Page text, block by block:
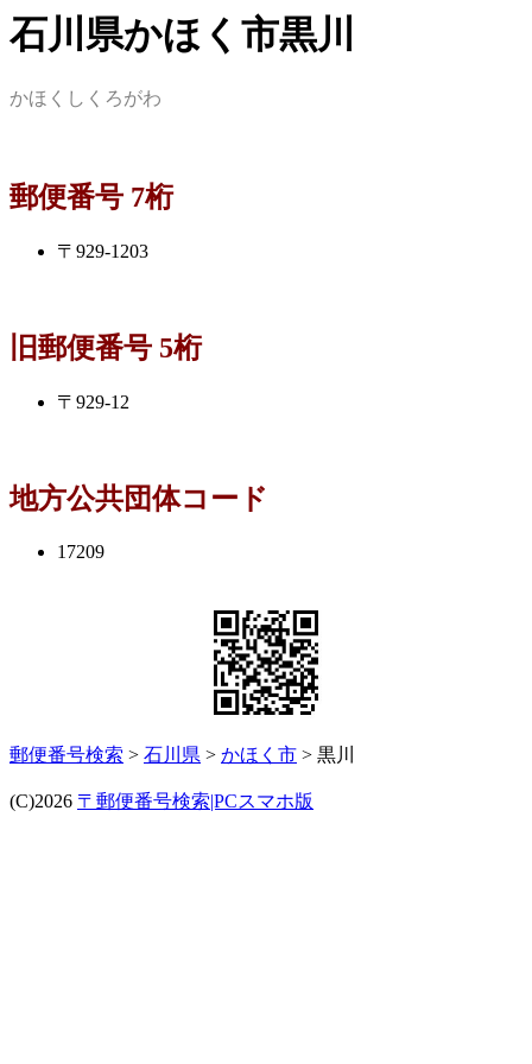
石川県かほく市黒川
かほくしくろがわ
郵便番号 7桁
〒929-1203
旧郵便番号 5桁
〒929-12
地方公共団体コード
17209
郵便番号検索 > 石川県 > かほく市 > 黒川
(C)2026 〒郵便番号検索|PCスマホ版